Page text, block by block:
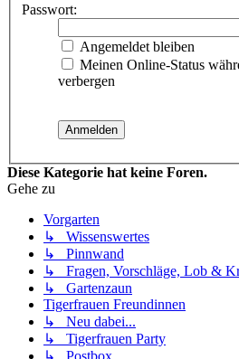
Passwort:
Angemeldet bleiben
Meinen Online-Status
verbergen
Diese Kategorie hat keine Foren.
Gehe zu
Vorgarten
↳ Wissenswertes
↳ Pinnwand
↳ Fragen, Vorschläge, Lob &
↳ Gartenzaun
Tigerfrauen Freundinnen
↳ Neu dabei...
↳ Tigerfrauen Party
↳ Postbox